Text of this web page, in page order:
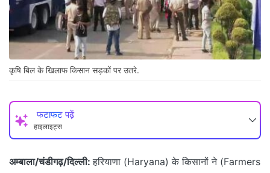
कृषि बिल के खिलाफ किसान सड़कों पर उतरे.
फटाफट पढ़ें
हाइलाइट्स
अम्बाला/चंडीगढ़/दिल्ली: हरियाणा (Haryana) के किसानों ने (Farmers